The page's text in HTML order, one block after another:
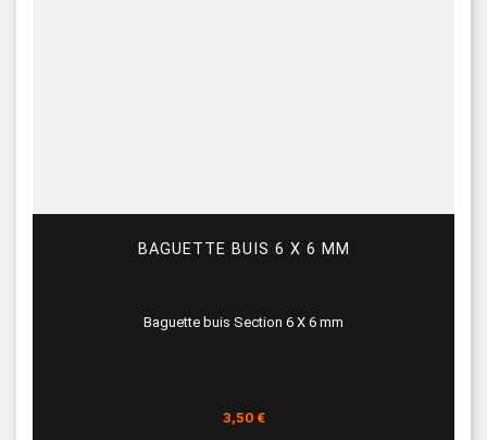
BAGUETTE BUIS 6 X 6 MM
Baguette buis Section 6 X 6 mm
Prix
3,50 €